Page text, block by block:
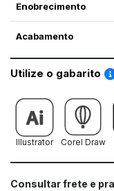
Enobrecimento
Acabamento
Utilize o gabarito
Illustrator Corel Draw
Consultar frete e